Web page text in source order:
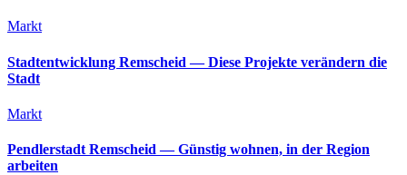
Markt
Stadtentwicklung Remscheid — Diese Projekte verändern die
Stadt
Markt
Pendlerstadt Remscheid — Günstig wohnen, in der Region
arbeiten